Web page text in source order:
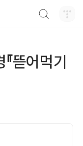
뜯어먹기